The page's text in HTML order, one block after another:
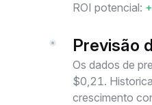
ROI potencial:
Previsão
Os dados de
$0,21.
crescimento